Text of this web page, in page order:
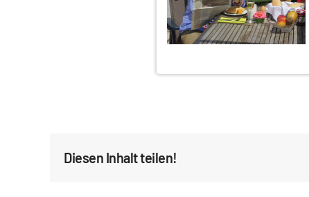
Diesen Inhalt teilen!